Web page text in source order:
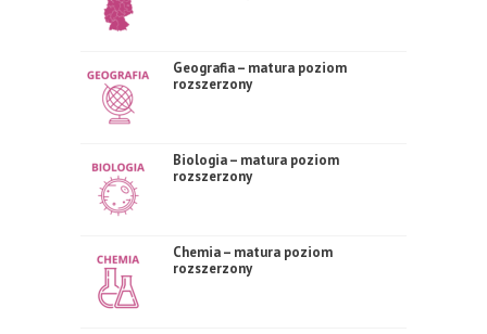
Geografia – matura poziom
rozszerzony
Biologia – matura poziom
rozszerzony
Chemia – matura poziom
rozszerzony